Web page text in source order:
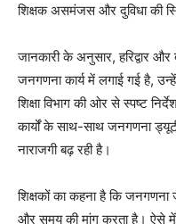
शिक्षक असमंजस और दुविधा की
जानकारी के अनुसार, हरिद्वार
जनगणना कार्य में लगाई गई है, उन्हें
शिक्षा विभाग की ओर से स्पष्ट
कार्यों के साथ-साथ जनगणना
नाराजगी बढ़ रही है।
शिक्षकों का कहना है कि जनगणना
और समय की मांग करता है। ऐसे में